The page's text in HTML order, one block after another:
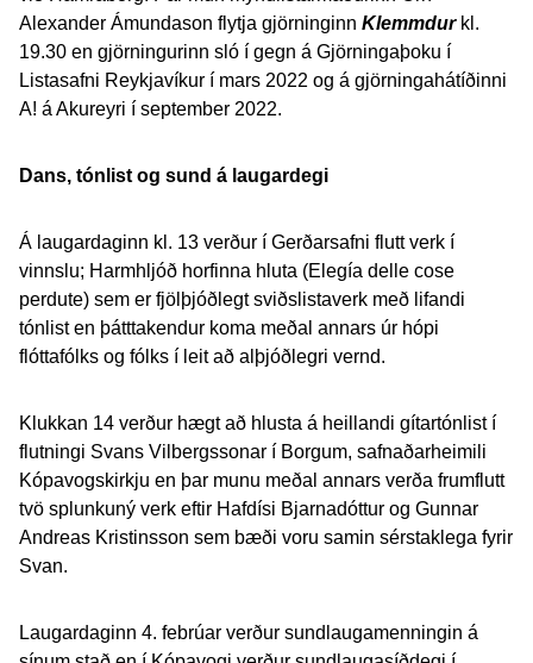
Alexander Ámundason flytja gjörninginn Klemmdurkl.
19.30 en gjörningurinn sló í gegn á Gjörningaþoku í
Listasafni Reykjavíkur í mars 2022 og á gjörningahátíðinni
A! á Akureyri í september 2022.
Dans, tónlist og sund á laugardegi
Á laugardaginn kl. 13 verður í Gerðarsafni flutt verk í
vinnslu; Harmhljóð horfinna hluta (Elegía delle cose
perdute) sem er fjölþjóðlegt sviðslistaverk með lifandi
tónlist en þátttakendur koma meðal annars úr hópi
flóttafólks og fólks í leit að alþjóðlegri vernd.
Klukkan 14 verður hægt að hlusta á heillandi gítartónlist í
flutningi Svans Vilbergssonar í Borgum, safnaðarheimili
Kópavogskirkju en þar munu meðal annars verða frumflutt
tvö splunkuný verk eftir Hafdísi Bjarnadóttur og Gunnar
Andreas Kristinsson sem bæði voru samin sérstaklega fyrir
Svan.
Laugardaginn 4. febrúar verður sundlaugamenningin á